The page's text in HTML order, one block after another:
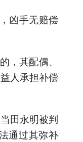
凶手无赔偿
，其配偶、
人承担补偿
田永明被判
通过其弥补